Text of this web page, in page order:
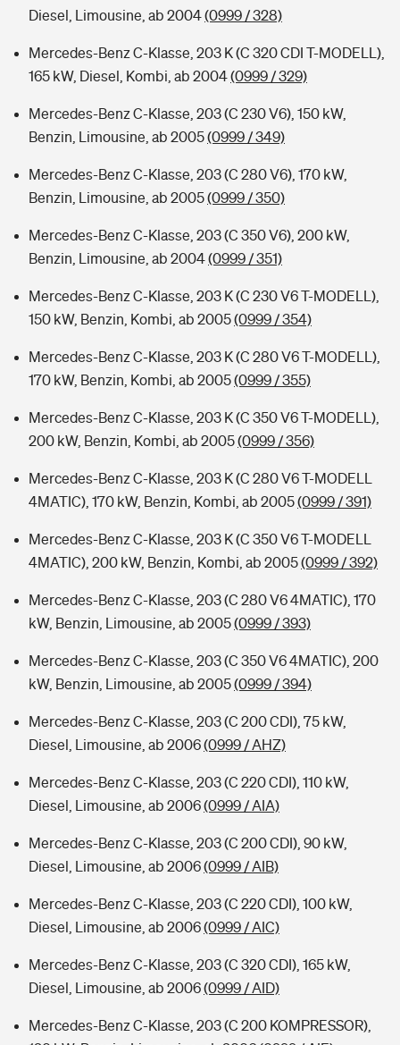
Diesel, Limousine, ab 2004(0999 / 328)
Mercedes-Benz C-Klasse, 203 K (C 320 CDI T-MODELL),
165 kW, Diesel, Kombi, ab 2004(0999 / 329)
Mercedes-Benz C-Klasse, 203 (C 230 V6), 150 kW,
Benzin, Limousine, ab 2005(0999 / 349)
Mercedes-Benz C-Klasse, 203 (C 280 V6), 170 kW,
Benzin, Limousine, ab 2005(0999 / 350)
Mercedes-Benz C-Klasse, 203 (C 350 V6), 200 kW,
Benzin, Limousine, ab 2004(0999 / 351)
Mercedes-Benz C-Klasse, 203 K (C 230 V6 T-MODELL),
150 kW, Benzin, Kombi, ab 2005(0999 / 354)
Mercedes-Benz C-Klasse, 203 K (C 280 V6 T-MODELL),
170 kW, Benzin, Kombi, ab 2005(0999 / 355)
Mercedes-Benz C-Klasse, 203 K (C 350 V6 T-MODELL),
200 kW, Benzin, Kombi, ab 2005(0999 / 356)
Mercedes-Benz C-Klasse, 203 K (C 280 V6 T-MODELL
4MATIC), 170 kW, Benzin, Kombi, ab 2005(0999 / 391)
Mercedes-Benz C-Klasse, 203 K (C 350 V6 T-MODELL
4MATIC), 200 kW, Benzin, Kombi, ab 2005(0999 / 392)
Mercedes-Benz C-Klasse, 203 (C 280 V6 4MATIC), 170
kW, Benzin, Limousine, ab 2005(0999 / 393)
Mercedes-Benz C-Klasse, 203 (C 350 V6 4MATIC), 200
kW, Benzin, Limousine, ab 2005(0999 / 394)
Mercedes-Benz C-Klasse, 203 (C 200 CDI), 75 kW,
Diesel, Limousine, ab 2006(0999 / AHZ)
Mercedes-Benz C-Klasse, 203 (C 220 CDI), 110 kW,
Diesel, Limousine, ab 2006(0999 / AIA)
Mercedes-Benz C-Klasse, 203 (C 200 CDI), 90 kW,
Diesel, Limousine, ab 2006(0999 / AIB)
Mercedes-Benz C-Klasse, 203 (C 220 CDI), 100 kW,
Diesel, Limousine, ab 2006(0999 / AIC)
Mercedes-Benz C-Klasse, 203 (C 320 CDI), 165 kW,
Diesel, Limousine, ab 2006(0999 / AID)
Mercedes-Benz C-Klasse, 203 (C 200 KOMPRESSOR),